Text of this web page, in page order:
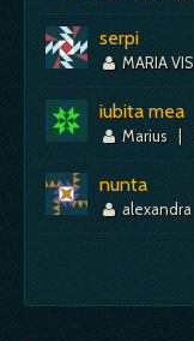
serpi
MARIA
iubita mea
Marius |
nunta
alexandra